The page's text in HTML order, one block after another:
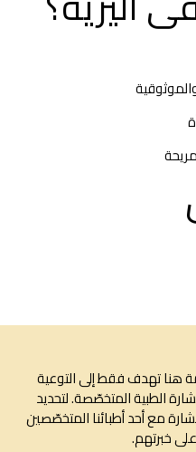
فقط إلى التوعية
المتخصّصة. لتحديد
أحد أطبائنا المتخصّصين